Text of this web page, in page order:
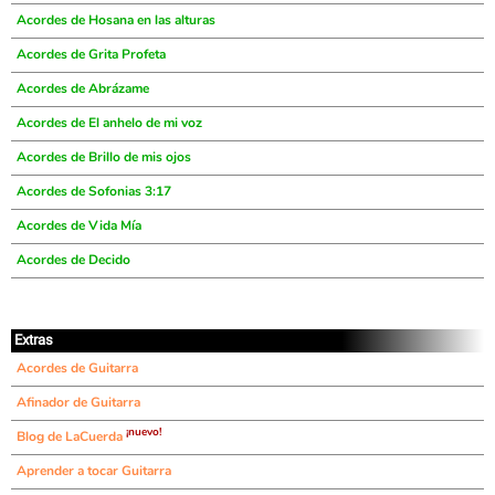
Acordes de Hosana en las alturas
Acordes de Grita Profeta
Acordes de Abrázame
Acordes de El anhelo de mi voz
Acordes de Brillo de mis ojos
Acordes de Sofonias 3:17
Acordes de Vida Mía
Acordes de Decido
Extras
Acordes de Guitarra
Afinador de Guitarra
Blog de LaCuerda ¡nuevo!
Aprender a tocar Guitarra